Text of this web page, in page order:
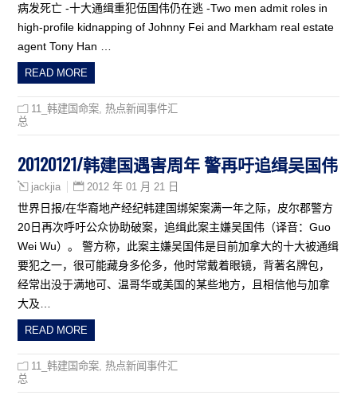
病发死亡 -十大通缉重犯伍国伟仍在逃 -Two men admit roles in
high-profile kidnapping of Johnny Fei and Markham real estate
agent Tony Han …
READ MORE
11_韩建国命案 ,热点新闻事件汇
总
20120121/韩建国遇害周年 警再吁追缉吴国伟
jackjia 2012 年 01 月 21 日
世界日报/在华裔地产经纪韩建国绑架案满一年之际，皮尔郡警方
20日再次呼吁公众协助破案，追缉此案主嫌吴国伟（译音：Guo
Wei Wu）。 警方称，此案主嫌吴国伟是目前加拿大的十大被通缉
要犯之一，很可能藏身多伦多，他时常戴着眼镜，背著名牌包，
经常出没于满地可、温哥华或美国的某些地方，且相信他与加拿
大及…
READ MORE
11_韩建国命案 ,热点新闻事件汇
总